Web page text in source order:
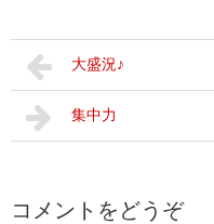
大盛況♪
集中力
コメントをどうぞ